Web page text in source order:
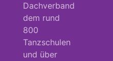
Dachverband
dem rund
800
Tanzschulen
und über